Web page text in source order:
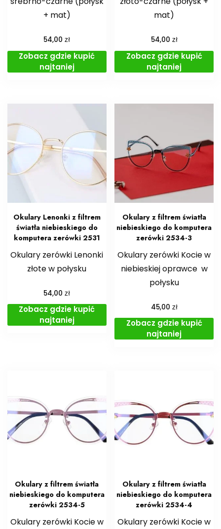
+ mat)
54,00zł
Zobacz gdzie kupić
najtaniej
mat)
54,00 zł
Zobacz gdzie kupić
najtaniej
Okulary Lenonki z filtrem
światła niebieskiego do
komputera zerówki 2531
Okulary zerówki Lenonki
złote w połysku
54,00zł
Zobacz gdzie kupić
najtaniej
Okulary z filtrem światła
niebieskiego do komputera
zerówki 2534-3
Okulary zerówki Kocie w
niebieskiej oprawce w
połysku
45,00 zł
Zobacz gdzie kupić
najtaniej
Okulary z filtrem światła
niebieskiego do komputera
zerówki 2534-5
Okulary zerówki Kocie w
Okulary z filtrem światła
niebieskiego do komputera
zerówki 2534-4
Okulary zerówki Kocie w